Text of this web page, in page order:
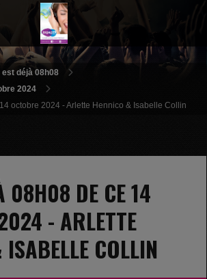
Il est déjà 08h08
2024
octobre 2024 - Arlette Hennico & Isabelle Collin
08H08 DE CE 14
- ARLETTE
COLLIN